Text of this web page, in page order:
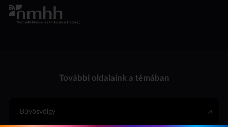
További oldalaink a témában
Bűvösvölgy